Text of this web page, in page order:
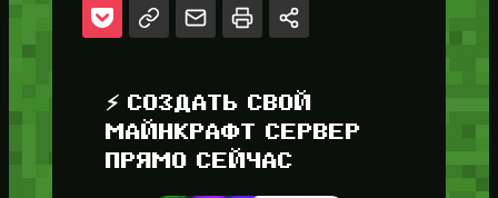
⚡ СОЗДАТЬ СВОЙ
МАЙНКРАФТ СЕРВЕР
ПРЯМО СЕЙЧАС